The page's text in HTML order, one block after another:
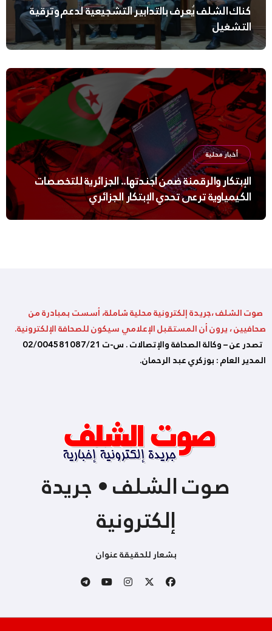
كناك الشلف يُعرف بالتدابير التشجيعية لدعم وترقية
التشغيل
أخبار محلية
الإبتكار والرقمنة ضمن أجندتها.. الجزائرية للتخصصات
الكيمياوية ترعى تحدي الإبتكار الجزائري
صوت الشلف ،جريدة إلكترونية محلية شاملة، أسست بمبادرة من
صحافيين ، يرون أن المستقبل الإعلامي سيكون للصحافة الإلكترونية.
تصدر عن – وكالة الصحافة والإتصالات . س-ت 02/004581087/21
المدير العام : بوزكري عبد الرحمان.
صوت الشلف • جريدة
إلكترونية
بشعار للحقيقة عنوان